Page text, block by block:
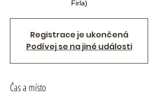
Firla)
Registrace je ukončená
Podívej se na jiné události
Čas a místo